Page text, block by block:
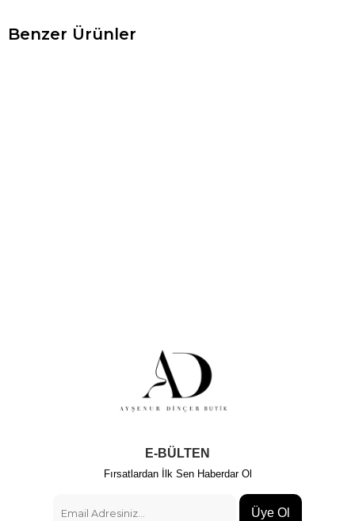
Benzer Ürünler
E-BÜLTEN
Fırsatlardan İlk Sen Haberdar Ol
Üye Ol